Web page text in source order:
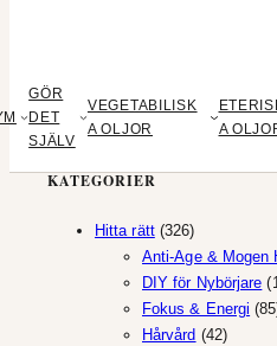
GÖR
DET
SJÄLV
VEGETABILISK
A OLJOR
A
KATEGORIER
Hitta rätt 326326
produkter
Anti-Age & Mogen
DIY för Nybörjare
Fokus & Energi 85
Hårvård 4242